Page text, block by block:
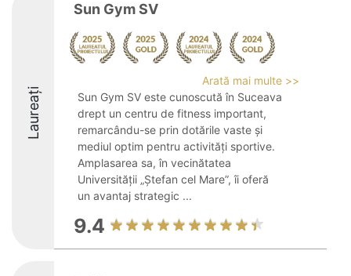
Laureați
Sun Gym SV
Arată mai multe >>
Sun Gym SV este cunoscută în Suceava
drept un centru de fitness important,
remarcându-se prin dotările vaste și
mediul optim pentru activități sportive.
Amplasarea sa, în vecinătatea
Universității „Ștefan cel Mare”, îi oferă
un avantaj strategic ...
9.4